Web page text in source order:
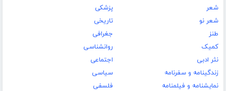
شعر
شعر نو
طنز
کمیک
نثر ادبی
زندگینامه و سفرنامه
نمایشنامه و فیلمنامه
پزشکی
تاریخی
جغرافی
روانشناسی
اجتماعی
سیاسی
فلسفی